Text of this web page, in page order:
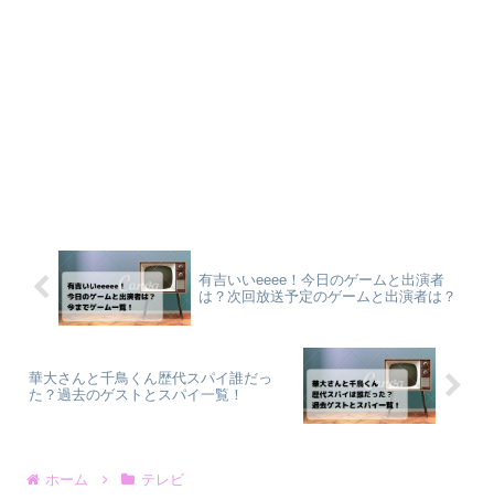
有吉いいeeee！今日のゲームと出演者
は？次回放送予定のゲームと出演者は？
華大さんと千鳥くん歴代スパイ誰だっ
た？過去のゲストとスパイ一覧！
ホーム テレビ